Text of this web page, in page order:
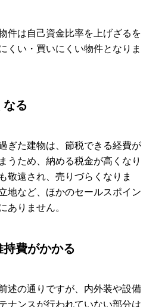
件は自己資金比率を上げざるを
くい・買いにくい物件となりま
なる
ぎた建物は、節税できる経費が
うため、納める税金が高くなり
敬遠され、売りづらくなりま
地など、ほかのセールスポイン
ありません。
費がかかる
述の通りですが、内外装や設備
ナンスが行われていない部分は